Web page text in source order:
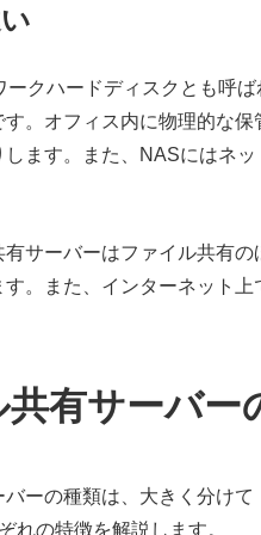
ークハードディスクとも呼
。オフィス内に物理的な
ます。また、NASにはネ
サーバーはファイル共有
。また、インターネット
有サーバー
ーの種類は、大きく分け
れの特徴を解説します。